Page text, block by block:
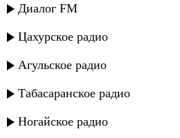
Диалог FM
Цахурское радио
Агульское радио
Табасаранское радио
Ногайское радио